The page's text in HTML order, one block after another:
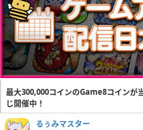
最大300,000コインのGame8コインが
じ開催中！
るぅみマスター